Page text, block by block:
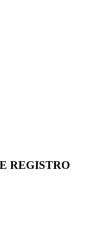
REGISTRO